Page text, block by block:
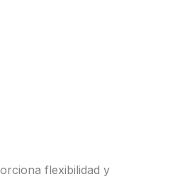
flexibilidad y